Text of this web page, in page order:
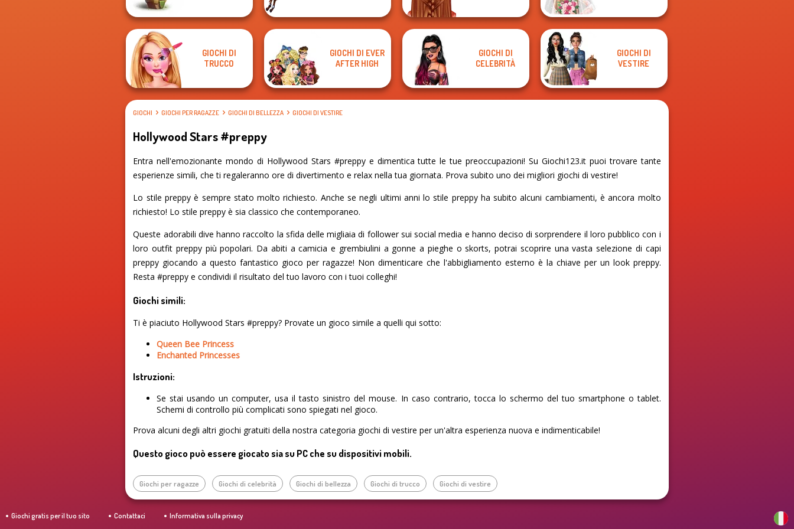
GIOCHI DI
TRUCCO
GIOCHI DI EVER
AFTER HIGH
GIOCHI DI
CELEBRITÀ
GIOCHI DI
VESTIRE
GIOCHI GIOCHI PER RAGAZZE GIOCHI DI BELLEZZA GIOCHI DI VESTIRE
Hollywood Stars #preppy
Entra nell'emozionante mondo di Hollywood Stars #preppy e dimentica tutte le tue preoccupazioni! Su Giochi123.it puoi trovare tante
esperienze simili, che ti regaleranno ore di divertimento e relax nella tua giornata. Prova subito uno dei migliori giochi di vestire!
Lo stile preppy è sempre stato molto richiesto. Anche se negli ultimi anni lo stile preppy ha subito alcuni cambiamenti, è ancora molto
richiesto! Lo stile preppy è sia classico che contemporaneo.
Queste adorabili dive hanno raccolto la sfida delle migliaia di follower sui social media e hanno deciso di sorprendere il loro pubblico con i
loro outfit preppy più popolari. Da abiti a camicia e grembiulini a gonne a pieghe o skorts, potrai scoprire una vasta selezione di capi
preppy giocando a questo fantastico gioco per ragazze! Non dimenticare che l'abbigliamento esterno è la chiave per un look preppy.
Resta #preppy e condividi il risultato del tuo lavoro con i tuoi colleghi!
Giochi simili:
Ti è piaciuto Hollywood Stars #preppy? Provate un gioco simile a quelli qui sotto:
Queen Bee Princess
Enchanted Princesses
Istruzioni:
Se stai usando un computer, usa il tasto sinistro del mouse. In caso contrario, tocca lo schermo del tuo smartphone o tablet.
Schemi di controllo più complicati sono spiegati nel gioco.
Prova alcuni degli altri giochi gratuiti della nostra categoria giochi di vestire per un'altra esperienza nuova e indimenticabile!
Questo gioco può essere giocato sia su PC che su dispositivi mobili.
Giochi per ragazze Giochi di celebrità Giochi di bellezza Giochi di trucco Giochi di vestire
Giochi gratis per il tuo sito Contattaci Informativa sulla privacy